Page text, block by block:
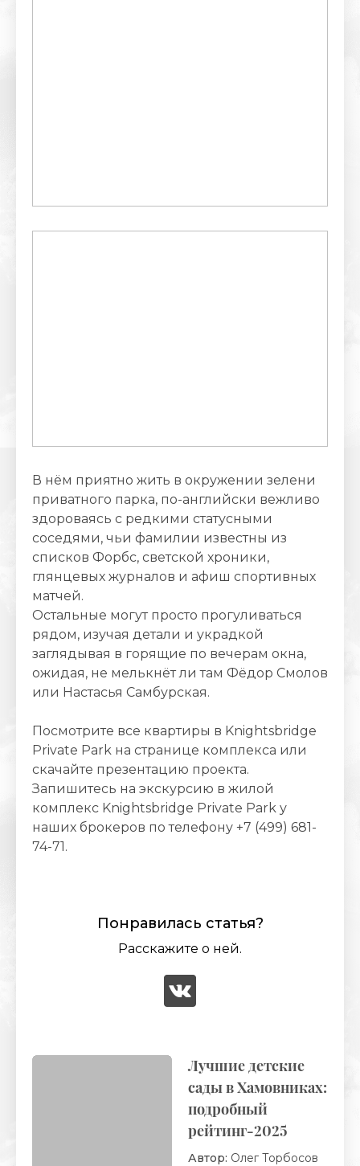
В нём приятно жить в окружении зелени
приватного парка, по-английски вежливо
здороваясь с редкими статусными
соседями, чьи фамилии известны из
списков Форбс, светской хроники,
глянцевых журналов и афиш спортивных
матчей.
Остальные могут просто прогуливаться
рядом, изучая детали и украдкой
заглядывая в горящие по вечерам окна,
ожидая, не мелькнёт ли там Фёдор Смолов
или Настасья Самбурская.
Посмотрите все квартиры в Knightsbridge
Private Park на странице комплекса или
скачайте презентацию проекта.
Запишитесь на экскурсию в жилой
комплекс Knightsbridge Private Park у
наших брокеров по телефону +7 (499) 681-
74-71.
Понравилась статья?
Расскажите о ней.
Лучшие детские
сады в Хамовниках:
подробный
рейтинг-2025
Автор: Олег Торбосов